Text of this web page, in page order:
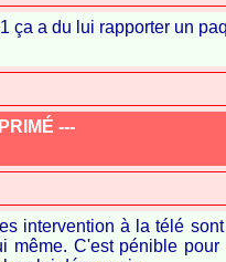
ça a du lui rapporter un
---
intervention à la télé
même. C'est pénible